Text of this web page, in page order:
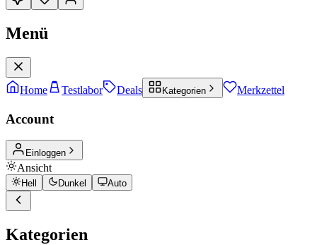
Menü
Home Testlabor Deals Kategorien Merkzettel
Account
Einloggen
Ansicht
Hell Dunkel Auto
Kategorien